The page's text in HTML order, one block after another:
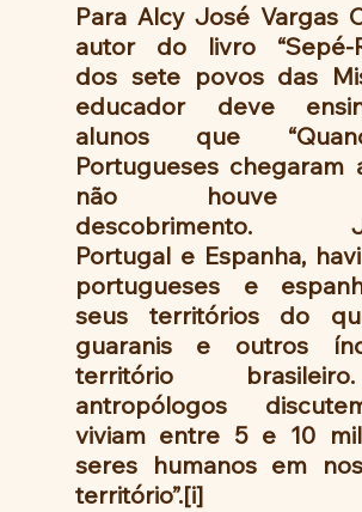
Para Alcy José Vargas
autor do livro “Sepé-
dos sete povos das
educador deve
alunos que
Portugueses chegaram
não houve
descobrimento.
Portugal e Espanha,
portugueses e
seus territórios do
guaranis e outros
território
antropólogos
viviam entre 5 e 10
seres humanos em
território”.[i]